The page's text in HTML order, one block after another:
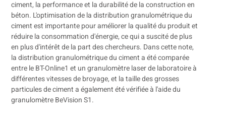
ciment, la performance et la durabilité de la construction en
béton. L'optimisation de la distribution granulométrique du
ciment est importante pour améliorer la qualité du produit et
réduire la consommation d'énergie, ce qui a suscité de plus
en plus d'intérêt de la part des chercheurs. Dans cette note,
la distribution granulométrique du ciment a été comparée
entre le BT-Online1 et un granulomètre laser de laboratoire à
différentes vitesses de broyage, et la taille des grosses
particules de ciment a également été vérifiée à l'aide du
granulomètre BeVision S1.